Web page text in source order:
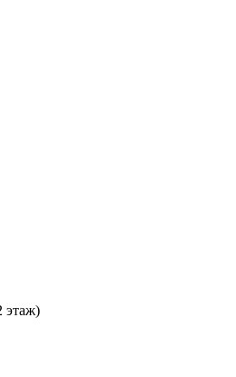
этаж)